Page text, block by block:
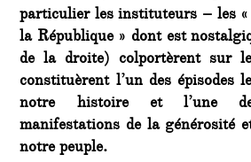
particulier les instituteurs – les
la République » dont est
de la droite) colportèrent sur
constituèrent l’un des épisodes
notre histoire et l’une
manifestations de la générosité
notre peuple.